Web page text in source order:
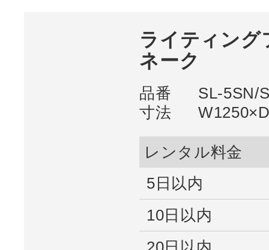
ライティン
ネーク
品番
SL-5SN/
寸法
レンタル料金
5日以内
10日以内